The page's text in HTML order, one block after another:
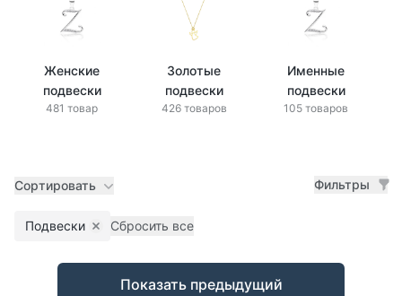
Женские
подвески
481 товар
Золотые
подвески
426 товаров
Именные
подвески
105 товаров
Сортировать Фильтры
Подвески Remove filter
Сбросить все
Товары
Показать предыдущий